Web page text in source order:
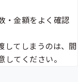
・金額をよく確認
してしまうのは、間
てください。